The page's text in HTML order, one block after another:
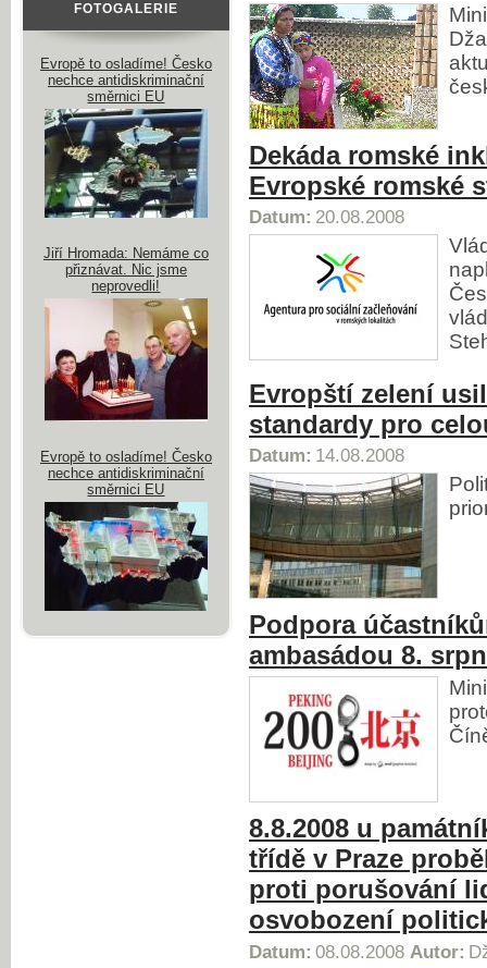
Dekáda romské
Evropské romské
Datum: 20.08.2008
Evropští zelení
standardy pro
Datum: 14.08.2008
Podpora
ambasádou 8.
8.8.2008 u
třídě v Praze
proti porušování
osvobození
Datum: 08.08.2008 Autor:
FOTOGALERIE
Evropě to osladíme! Česko
nechce antidiskriminační
směrnici EU
Jiří Hromada: Nemáme co
přiznávat. Nic jsme
neprovedli!
Evropě to osladíme! Česko
nechce antidiskriminační
směrnici EU